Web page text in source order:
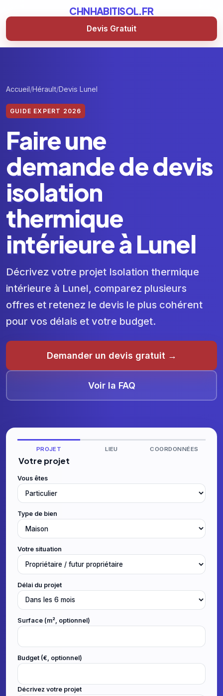
CHNHABITISOL.FR
Devis Gratuit
Accueil Hérault Devis Lunel
GUIDE EXPERT 2026
Faire une
demande de devis
isolation
thermique
intérieure à Lunel
Décrivez votre projet Isolation thermique
intérieure à Lunel, comparez plusieurs
offres et retenez le devis le plus cohérent
pour vos délais et votre budget.
Demander un devis gratuit →
Voir la FAQ
PROJET LIEU COORDONNÉES
Votre projet
Vous êtes
Type de bien
Votre situation
Délai du projet
Surface (m², optionnel)
Budget (€, optionnel)
Décrivez votre projet